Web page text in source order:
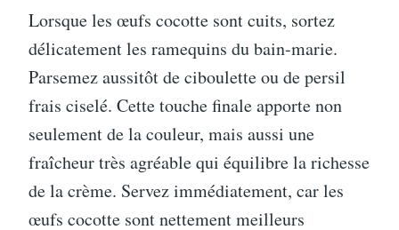
Lorsque les œufs cocotte sont cuits, sortez
délicatement les ramequins du bain-marie.
Parsemez aussitôt de ciboulette ou de persil
frais ciselé. Cette touche finale apporte non
seulement de la couleur, mais aussi une
fraîcheur très agréable qui équilibre la richesse
de la crème. Servez immédiatement, car les
œufs cocotte sont nettement meilleurs